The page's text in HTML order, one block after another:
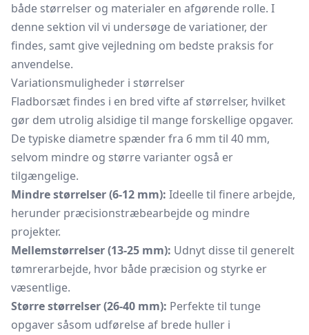
både størrelser og materialer en afgørende rolle. I
denne sektion vil vi undersøge de variationer, der
findes, samt give vejledning om bedste praksis for
anvendelse.
Variationsmuligheder i størrelser
Fladborsæt findes i en bred vifte af størrelser, hvilket
gør dem utrolig alsidige til mange forskellige opgaver.
De typiske diametre spænder fra 6 mm til 40 mm,
selvom mindre og større varianter også er
tilgængelige.
Mindre størrelser (6-12 mm): Ideelle til finere arbejde,
herunder præcisionstræbearbejde og mindre
projekter.
Mellemstørrelser (13-25 mm): Udnyt disse til generelt
tømrerarbejde, hvor både præcision og styrke er
væsentlige.
Større størrelser (26-40 mm): Perfekte til tunge
opgaver såsom udførelse af brede huller i